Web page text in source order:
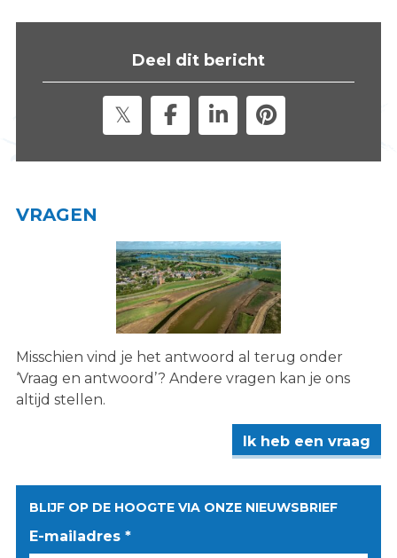
Deel dit bericht
VRAGEN
Misschien vind je het antwoord al terug onder
‘Vraag en antwoord’? Andere vragen kan je ons
altijd stellen.
Ik heb een vraag
BLIJF OP DE HOOGTE VIA ONZE NIEUWSBRIEF
E-mailadres *